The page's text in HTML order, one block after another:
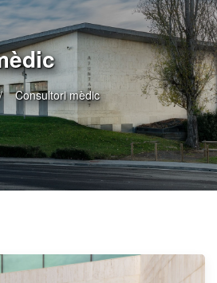
Consultori mèdic